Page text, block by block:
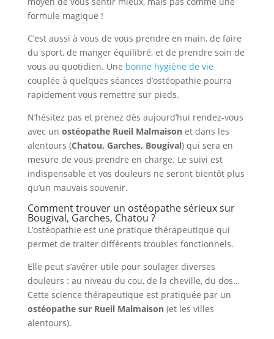
formule magique !
C’est aussi à vous de vous prendre en main, de faire
du sport, de manger équilibré, et de prendre soin de
vous au quotidien. Une bonne hygiène de vie
couplée à quelques séances d’ostéopathie pourra
rapidement vous remettre sur pieds.
N’hésitez pas et prenez dès aujourd’hui rendez-vous
avec un ostéopathe Rueil Malmaison et dans les
alentours (Chatou, Garches, Bougival) qui sera en
mesure de vous prendre en charge. Le suivi est
indispensable et vos douleurs ne seront bientôt plus
qu’un mauvais souvenir.
Comment trouver un ostéopathe sérieux sur
Bougival, Garches, Chatou ?
L’ostéopathie est une pratique thérapeutique qui
permet de traiter différents troubles fonctionnels.
Elle peut s’avérer utile pour soulager diverses
douleurs : au niveau du cou, de la cheville, du dos…
Cette science thérapeutique est pratiquée par un
ostéopathe sur Rueil Malmaison (et les villes
alentours).